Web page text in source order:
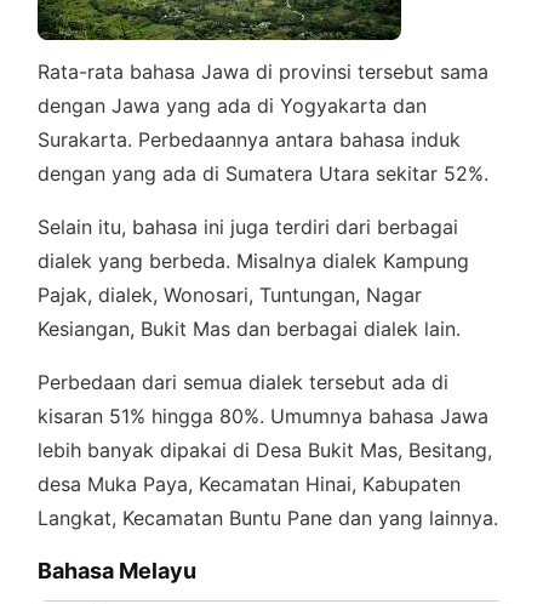
Rata-rata bahasa Jawa di provinsi tersebut sama
dengan Jawa yang ada di Yogyakarta dan
Surakarta. Perbedaannya antara bahasa induk
dengan yang ada di Sumatera Utara sekitar 52%.
Selain itu, bahasa ini juga terdiri dari berbagai
dialek yang berbeda. Misalnya dialek Kampung
Pajak, dialek, Wonosari, Tuntungan, Nagar
Kesiangan, Bukit Mas dan berbagai dialek lain.
Perbedaan dari semua dialek tersebut ada di
kisaran 51% hingga 80%. Umumnya bahasa Jawa
lebih banyak dipakai di Desa Bukit Mas, Besitang,
desa Muka Paya, Kecamatan Hinai, Kabupaten
Langkat, Kecamatan Buntu Pane dan yang lainnya.
Bahasa Melayu